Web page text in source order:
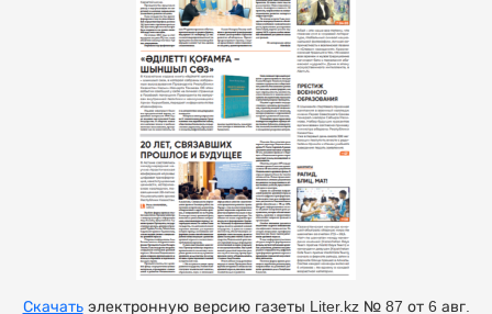
Скачатьэлектронную версию газеты Liter.kz № 87 от 6 авг.